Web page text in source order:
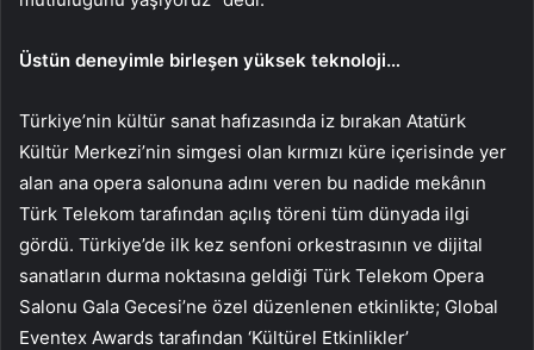
Üstün deneyimle birleşen yüksek teknoloji…
Türkiye’nin kültür sanat hafızasında iz bırakan Atatürk
Kültür Merkezi’nin simgesi olan kırmızı küre içerisinde yer
alan ana opera salonuna adını veren bu nadide mekânın
Türk Telekom tarafından açılış töreni tüm dünyada ilgi
gördü. Türkiye’de ilk kez senfoni orkestrasının ve dijital
sanatların durma noktasına geldiği Türk Telekom Opera
Salonu Gala Gecesi’ne özel düzenlenen etkinlikte; Global
Eventex Awards tarafından ‘Kültürel Etkinlikler’